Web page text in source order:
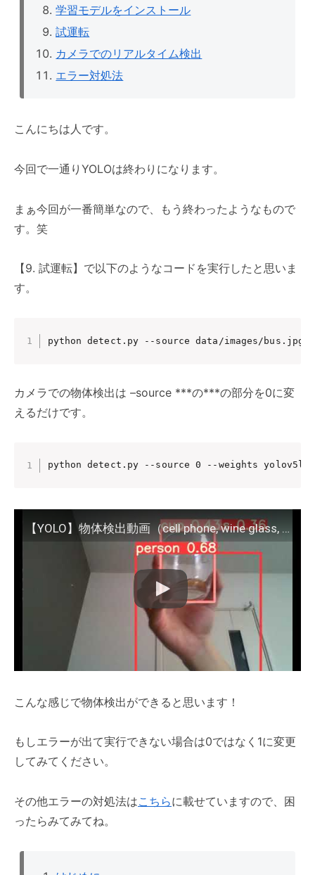
学習モデルをインストール
試運転
カメラでのリアルタイム検出
エラー対処法
こんにちは人です。
今回で一通りYOLOは終わりになります。
まぁ今回が一番簡単なので、もう終わったようなもので
す。笑
【9. 試運転】で以下のようなコードを実行したと思いま
す。
python detect.py --source data/images/
カメラでの物体検出は –source ***の***の部分を0に変
えるだけです。
python detect.py --source 0 --weights
【YOLO】物体検出動画（cell phone, wine glass, laptop??）
こんな感じで物体検出ができると思います！
もしエラーが出て実行できない場合は0ではなく1に変更
してみてください。
その他エラーの対処法はこちらに載せていますので、困
ったらみてみてね。